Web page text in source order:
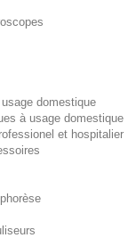
domestique
à usage domestique
et hospitalier